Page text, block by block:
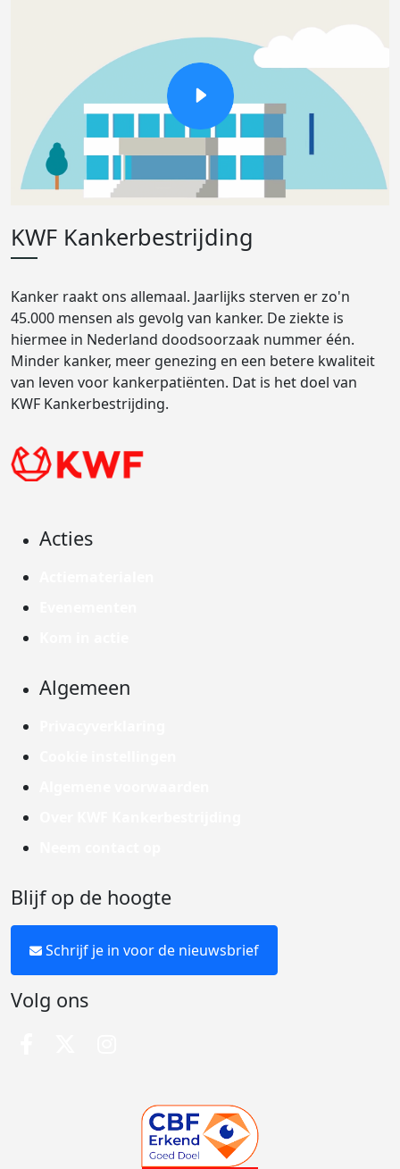
KWF Kankerbestrijding
Kanker raakt ons allemaal. Jaarlijks sterven er zo'n
45.000 mensen als gevolg van kanker. De ziekte is
hiermee in Nederland doodsoorzaak nummer één.
Minder kanker, meer genezing en een betere kwaliteit
van leven voor kankerpatiënten. Dat is het doel van
KWF Kankerbestrijding.
Acties
Algemeen
Blijf op de hoogte
Schrijf je in voor de nieuwsbrief
Volg ons